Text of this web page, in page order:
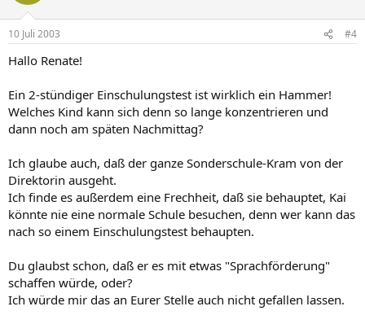
10 Juli 2003 #4
Hallo Renate!
Ein 2-stündiger Einschulungstest ist wirklich ein Hammer!
Welches Kind kann sich denn so lange konzentrieren und
dann noch am späten Nachmittag?
Ich glaube auch, daß der ganze Sonderschule-Kram von der
Direktorin ausgeht.
Ich finde es außerdem eine Frechheit, daß sie behauptet, Kai
könnte nie eine normale Schule besuchen, denn wer kann das
nach so einem Einschulungstest behaupten.
Du glaubst schon, daß er es mit etwas "Sprachförderung"
schaffen würde, oder?
Ich würde mir das an Eurer Stelle auch nicht gefallen lassen.